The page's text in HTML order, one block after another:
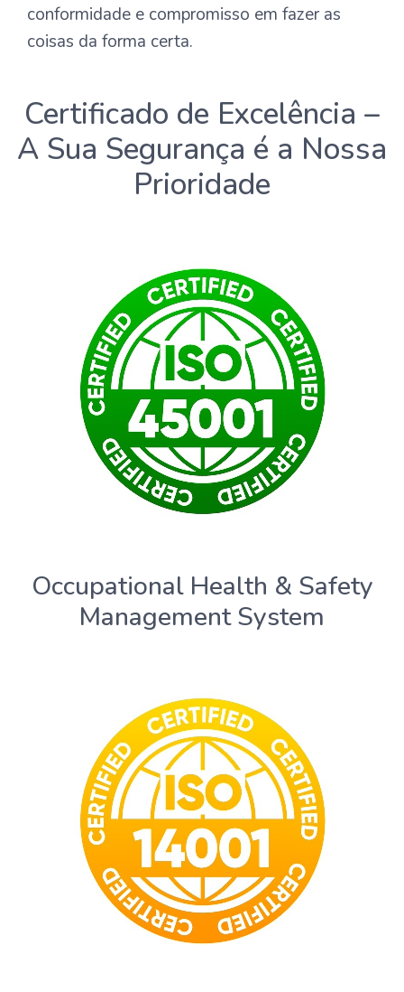
conformidade e compromisso em fazer as
coisas da forma certa.
Certificado de Excelência –
A Sua Segurança é a Nossa
Prioridade
Occupational Health & Safety
Management System